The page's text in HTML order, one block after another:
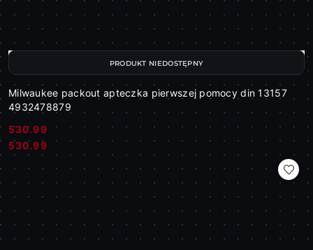
Milwaukee packout apteczka pierwszej pomocy din 13157
4932478879
Cena:
530.99
Cena:
530.99
PRODUKT NIEDOSTĘPNY